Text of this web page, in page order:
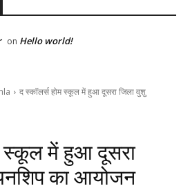
on Hello world!